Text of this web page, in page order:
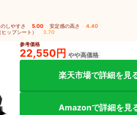
しやすさ 5.00 安定感の高さ 4.40
ップシート） 3.70
参考価格
22,550円 やや高価格
楽天市場で詳細を見
Amazonで詳細を見